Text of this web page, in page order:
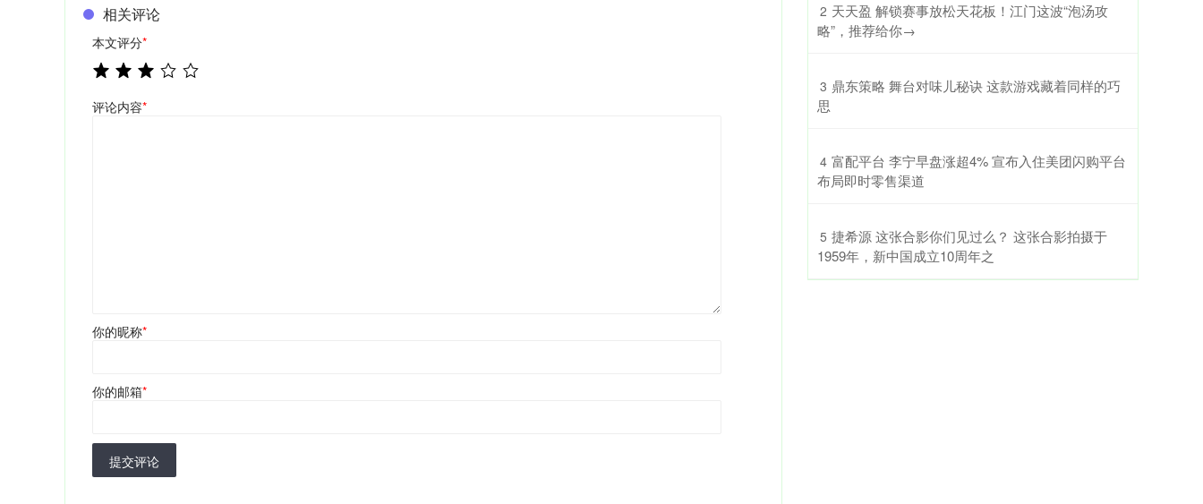
相关评论
本文评分*
评论内容*
你的昵称*
你的邮箱*
提交评论
2 ​天天盈 解锁赛事放松天花板！江门这波“泡汤攻
略”，推荐给你→
3 ​鼎东策略 舞台对味儿秘诀 这款游戏藏着同样的巧
思
4 ​富配平台 李宁早盘涨超4% 宣布入住美团闪购平台
布局即时零售渠道
5 ​捷希源 这张合影你们见过么？ 这张合影拍摄于
1959年，新中国成立10周年之